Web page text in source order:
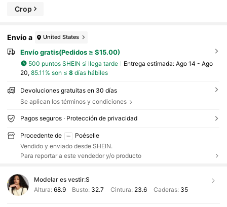
Crop
Envío a United States
Envío gratis(Pedidos ≥ $15.00)
500 puntos SHEIN si llega tarde Entrega estimada: Ago 14 - Ago
20, 85.11% son ≤ 8días hábiles
Devoluciones gratuitas en 30 días
Se aplican los términos y condiciones
Pagos seguros · Protección de privacidad
Procedente de
Poéselle
Vendido y enviado desde SHEIN.
Para reportar a este vendedor y/o producto
Modelar es vestir:S
Altura: 68.9 Busto: 32.7 Cintura: 23.6 Caderas: 35